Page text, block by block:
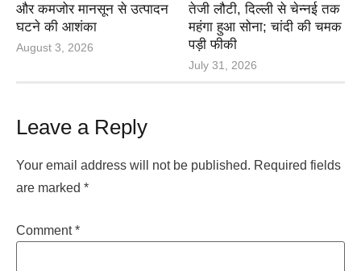
और कमजोर मानसून से उत्पादन
घटने की आशंका
August 3, 2026
तेजी लौटी, दिल्ली से चेन्नई तक
महंगा हुआ सोना; चांदी की चमक
पड़ी फीकी
July 31, 2026
Leave a Reply
Your email address will not be published. Required fields
are marked *
Comment*